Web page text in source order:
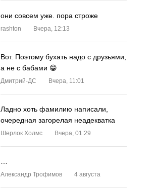
они совсем уже. пора строже
rashton Вчера, 12:13
Вот. Поэтому бухать надо с друзьями,
а не с бабами 😁
Дмитрий-ДС Вчера, 11:01
Ладно хоть фамилию написали,
очередная загорелая неадекватка
Шерлок Холмс Вчера, 01:29
Александр Трофимов 4 августа